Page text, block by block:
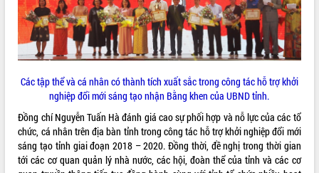
phát triển mới
Thường trực HĐND tỉnh Đắk Lắk gặp
mặt Đoàn chuyên gia y tế TP. Hồ Chí
Minh
Lễ truy điệu và an táng hài cốt liệt sĩ
tại Nghĩa trang Liệt sĩ xã Sơn Hòa
Bàn giải pháp tháo gỡ khó khăn trong
xuất khẩu sầu riêng và triển khai quy
định EUDR
Thứ trưởng Bộ Nông nghiệp và Môi
trường Nguyễn Hoàng Hiệp khảo sát
4567
Tất cả:
66049890
Các tập thể và cá nhân có thành tích xuất sắc trong công tác hỗ trợ khởi
nghiệp đổi mới sáng tạo nhận Bằng khen của UBND tỉnh.
Đồng chí Nguyễn Tuấn Hà đánh giá cao sự phối hợp và nỗ lực của các tổ
chức, cá nhân trên địa bàn tỉnh trong công tác hỗ trợ khởi nghiệp đổi mới
sáng tạo tỉnh giai đoạn 2018 – 2020. Đồng thời, đề nghị trong thời gian
tới các cơ quan quản lý nhà nước, các hội, đoàn thể của tỉnh và các cơ